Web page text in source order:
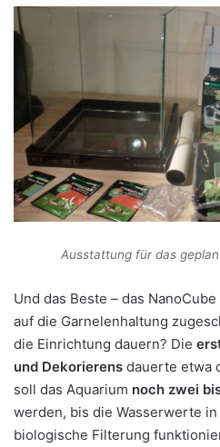
Ausstattung für das
Und das Beste – das
auf die Garnelenhaltung
die Einrichtung dauern? Die
und Dekorierens dauerte etwa
soll das Aquarium noch zwei
werden, bis die Wasserwerte
biologische Filterung